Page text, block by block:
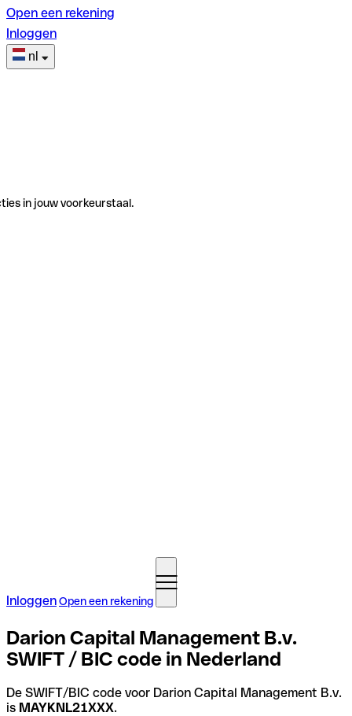
Open een rekening
Inloggen
nl
in jouw voorkeurstaal.
InloggenOpen een rekening
Darion Capital Management B.v.
SWIFT / BIC code in Nederland
De SWIFT/BIC code voor Darion Capital Management B.v.
is MAYKNL21XXX.